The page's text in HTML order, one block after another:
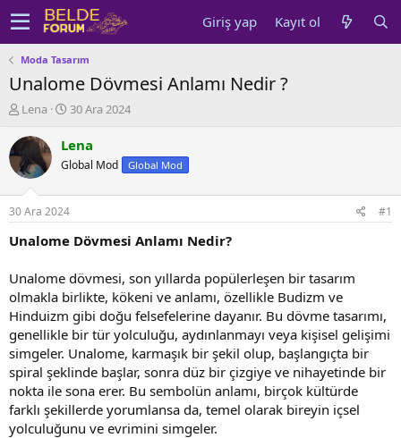
Giriş yap Kayıt ol
Moda Tasarım
Unalome Dövmesi Anlamı Nedir ?
K
n
u
y
b
a
ş
t
a
n
Lena
B
ş
l
a
r
i
h
30 Ara 2024
Lena
Global Mod Global Mod
30 Ara 2024 #1
Unalome Dövmesi Anlamı Nedir?
Unalome dövmesi, son yıllarda popülerleşen bir tasarım
olmakla birlikte, kökeni ve anlamı, özellikle Budizm ve
Hinduizm gibi doğu felsefelerine dayanır. Bu dövme tasarımı,
genellikle bir tür yolculuğu, aydınlanmayı veya kişisel gelişimi
simgeler. Unalome, karmaşık bir şekil olup, başlangıçta bir
spiral şeklinde başlar, sonra düz bir çizgiye ve nihayetinde bir
nokta ile sona erer. Bu sembolün anlamı, birçok kültürde
farklı şekillerde yorumlansa da, temel olarak bireyin içsel
yolculuğunu ve evrimini simgeler.